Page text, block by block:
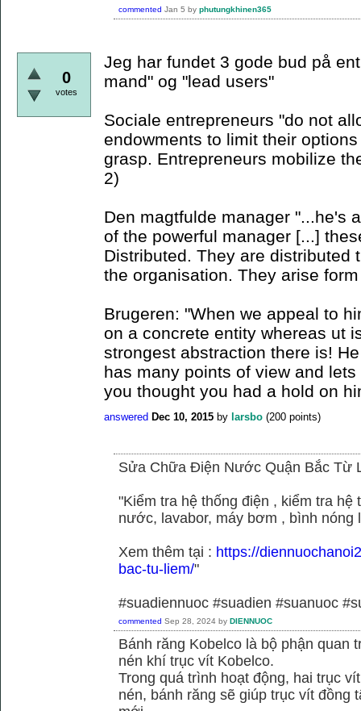
commented Jan 5 by phutungkhinen365
0
votes
Jeg har fundet 3 gode bud på
mand" og "lead users"
Sociale entrepreneurs "do not
endowments to limit their
grasp. Entrepreneurs mobilize
2)
Den magtfulde manager "...he's
of the powerful manager [...]
Distributed. They are distributed
the organisation. They arise
Brugeren: "When we appeal to
on a concrete entity whereas ut
strongest abstraction there is!
has many points of view and
you thought you had a hold on
answered Dec 10, 2015 by larsbo (200 points)
Sửa Chữa Điện Nước Quận Bắc Từ
"Kiểm tra hệ thống điện , kiểm tra
nước, lavabor, máy bơm , bình nóng
Xem thêm tại : https://
bac-tu-liem/"
#suadiennuoc #suadien #suanuoc
commented Sep 28, 2024 by DIENNUOC
Bánh răng Kobelco là bộ phận quan
nén khí trục vít Kobelco.
Trong quá trình hoạt động, hai trục
nén, bánh răng sẽ giúp trục vít đồng